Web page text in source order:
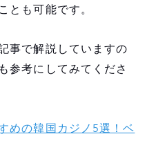
とも可能です。
事で解説していますの
参考にしてみてくださ
めの韓国カジノ5選！ベ